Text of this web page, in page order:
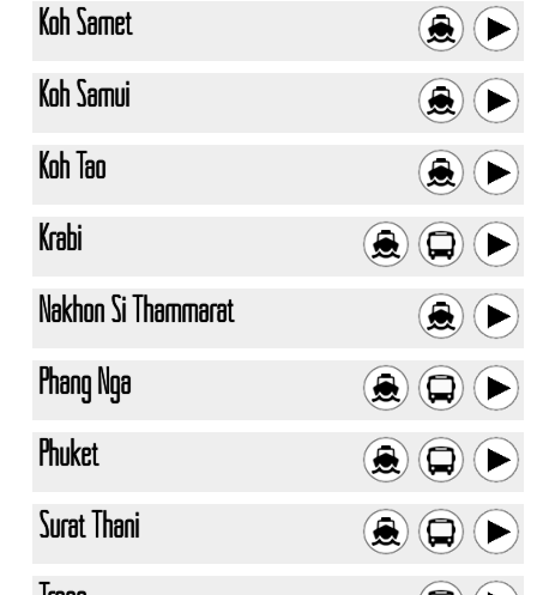
Koh Samet
Koh Samui
Koh Tao
Krabi
Nakhon Si Thammarat
Phang Nga
Phuket
Surat Thani